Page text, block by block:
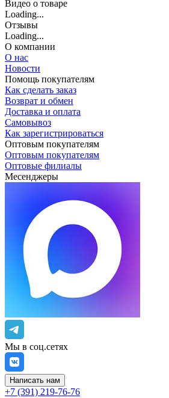
Видео о товаре
Loading...
Отзывы
Loading...
О компании
О нас
Новости
Помощь покупателям
Как сделать заказ
Возврат и обмен
Доставка и оплата
Самовывоз
Как зарегистрироваться
Оптовым покупателям
Оптовым покупателям
Оптовые филиалы
Месенджеры
Мы в соц.сетях
Написать нам
+7 (391) 219-76-76